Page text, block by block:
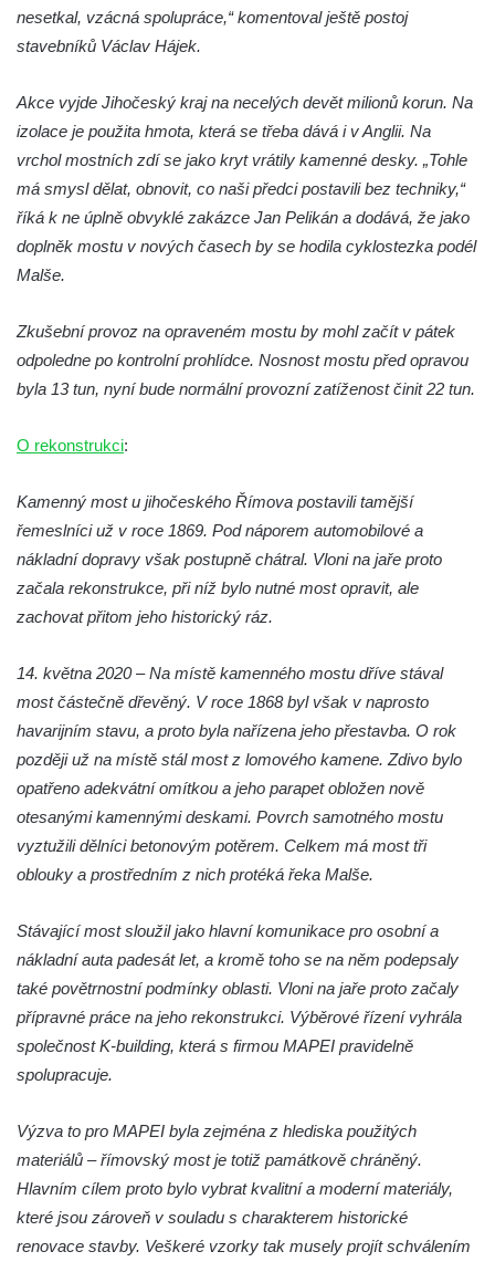
nesetkal, vzácná spolupráce,“ komentoval ještě postoj
stavebníků Václav Hájek.
Akce vyjde Jihočeský kraj na necelých devět milionů korun. Na
izolace je použita hmota, která se třeba dává i v Anglii. Na
vrchol mostních zdí se jako kryt vrátily kamenné desky. „Tohle
má smysl dělat, obnovit, co naši předci postavili bez techniky,“
říká k ne úplně obvyklé zakázce Jan Pelikán a dodává, že jako
doplněk mostu v nových časech by se hodila cyklostezka podél
Malše.
Zkušební provoz na opraveném mostu by mohl začít v pátek
odpoledne po kontrolní prohlídce. Nosnost mostu před opravou
byla 13 tun, nyní bude normální provozní zatíženost činit 22 tun.
O rekonstrukci:
Kamenný most u jihočeského Římova postavili tamější
řemeslníci už v roce 1869. Pod náporem automobilové a
nákladní dopravy však postupně chátral. Vloni na jaře proto
začala rekonstrukce, při níž bylo nutné most opravit, ale
zachovat přitom jeho historický ráz.
14. května 2020 – Na místě kamenného mostu dříve stával
most částečně dřevěný. V roce 1868 byl však v naprosto
havarijním stavu, a proto byla nařízena jeho přestavba. O rok
později už na místě stál most z lomového kamene. Zdivo bylo
opatřeno adekvátní omítkou a jeho parapet obložen nově
otesanými kamennými deskami. Povrch samotného mostu
vyztužili dělníci betonovým potěrem. Celkem má most tři
oblouky a prostředním z nich protéká řeka Malše.
Stávající most sloužil jako hlavní komunikace pro osobní a
nákladní auta padesát let, a kromě toho se na něm podepsaly
také povětrnostní podmínky oblasti. Vloni na jaře proto začaly
přípravné práce na jeho rekonstrukci. Výběrové řízení vyhrála
společnost K-building, která s firmou MAPEI pravidelně
spolupracuje.
Výzva to pro MAPEI byla zejména z hlediska použitých
materiálů – římovský most je totiž památkově chráněný.
Hlavním cílem proto bylo vybrat kvalitní a moderní materiály,
které jsou zároveň v souladu s charakterem historické
renovace stavby. Veškeré vzorky tak musely projít schválením